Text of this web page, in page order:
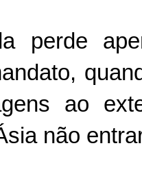
perde
ao
não